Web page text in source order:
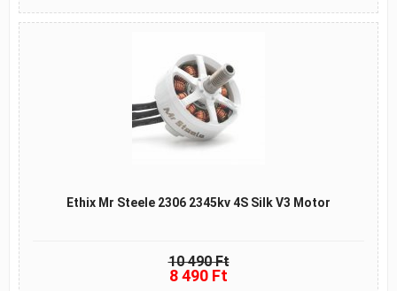
Ethix Mr Steele 2306 2345kv 4S Silk V3 Motor
10 490 Ft
8 490 Ft